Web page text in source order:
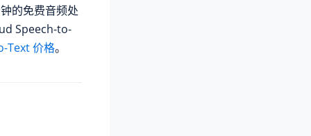
的免费音频处
Speech-to-
Text 价格。